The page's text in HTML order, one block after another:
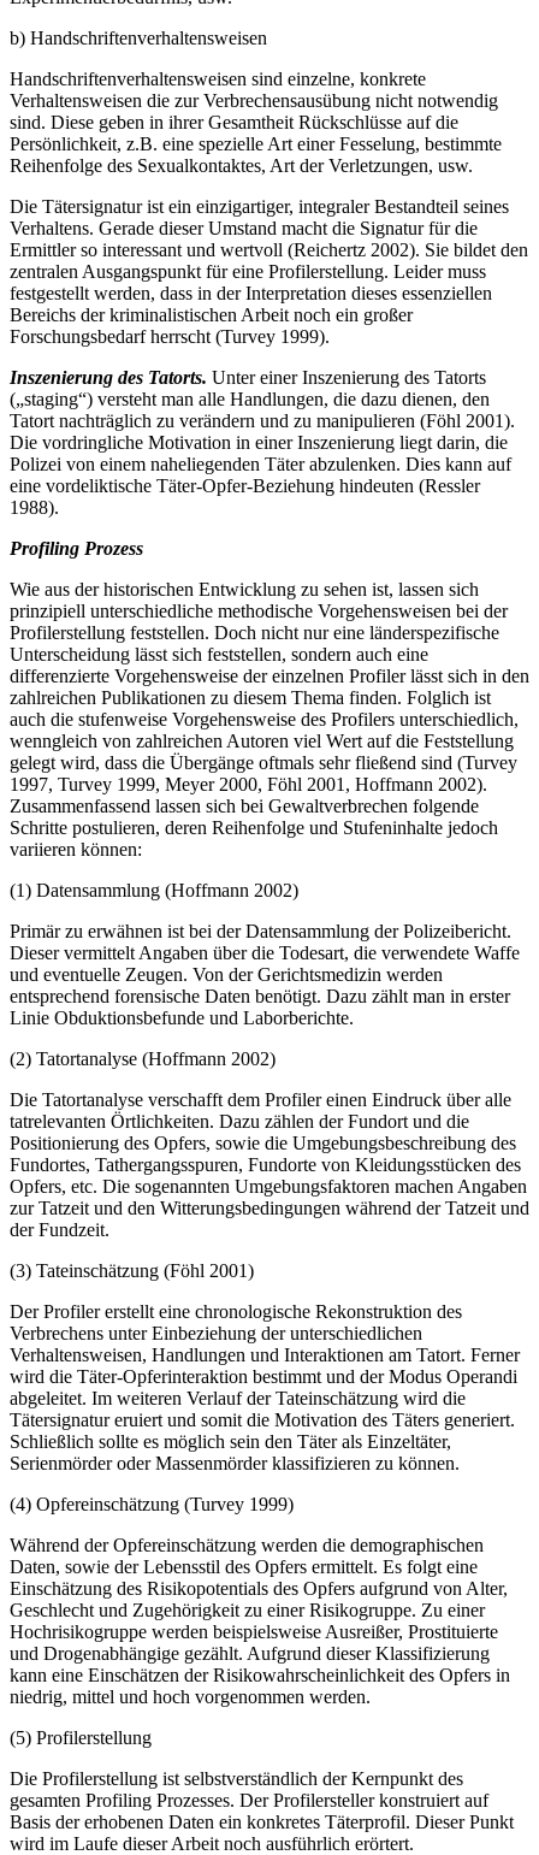
b) Handschriftenverhaltensweisen
Handschriftenverhaltensweisen sind einzelne, konkrete
Verhaltensweisen die zur Verbrechensausübung nicht notwendig
sind. Diese geben in ihrer Gesamtheit Rückschlüsse auf die
Persönlichkeit, z.B. eine spezielle Art einer Fesselung, bestimmte
Reihenfolge des Sexualkontaktes, Art der Verletzungen, usw.
Die Tätersignatur ist ein einzigartiger, integraler Bestandteil seines
Verhaltens. Gerade dieser Umstand macht die Signatur für die
Ermittler so interessant und wertvoll (Reichertz 2002). Sie bildet den
zentralen Ausgangspunkt für eine Profilerstellung. Leider muss
festgestellt werden, dass in der Interpretation dieses essenziellen
Bereichs der kriminalistischen Arbeit noch ein großer
Forschungsbedarf herrscht (Turvey 1999).
Inszenierung des Tatorts. Unter einer Inszenierung des Tatorts
(„staging“) versteht man alle Handlungen, die dazu dienen, den
Tatort nachträglich zu verändern und zu manipulieren (Föhl 2001).
Die vordringliche Motivation in einer Inszenierung liegt darin, die
Polizei von einem naheliegenden Täter abzulenken. Dies kann auf
eine vordeliktische Täter-Opfer-Beziehung hindeuten (Ressler
1988).
Profiling Prozess
Wie aus der historischen Entwicklung zu sehen ist, lassen sich
prinzipiell unterschiedliche methodische Vorgehensweisen bei der
Profilerstellung feststellen. Doch nicht nur eine länderspezifische
Unterscheidung lässt sich feststellen, sondern auch eine
differenzierte Vorgehensweise der einzelnen Profiler lässt sich in den
zahlreichen Publikationen zu diesem Thema finden. Folglich ist
auch die stufenweise Vorgehensweise des Profilers unterschiedlich,
wenngleich von zahlreichen Autoren viel Wert auf die Feststellung
gelegt wird, dass die Übergänge oftmals sehr fließend sind (Turvey
1997, Turvey 1999, Meyer 2000, Föhl 2001, Hoffmann 2002).
Zusammenfassend lassen sich bei Gewaltverbrechen folgende
Schritte postulieren, deren Reihenfolge und Stufeninhalte jedoch
variieren können:
(1) Datensammlung (Hoffmann 2002)
Primär zu erwähnen ist bei der Datensammlung der Polizeibericht.
Dieser vermittelt Angaben über die Todesart, die verwendete Waffe
und eventuelle Zeugen. Von der Gerichtsmedizin werden
entsprechend forensische Daten benötigt. Dazu zählt man in erster
Linie Obduktionsbefunde und Laborberichte.
(2) Tatortanalyse (Hoffmann 2002)
Die Tatortanalyse verschafft dem Profiler einen Eindruck über alle
tatrelevanten Örtlichkeiten. Dazu zählen der Fundort und die
Positionierung des Opfers, sowie die Umgebungsbeschreibung des
Fundortes, Tathergangsspuren, Fundorte von Kleidungsstücken des
Opfers, etc. Die sogenannten Umgebungsfaktoren machen Angaben
zur Tatzeit und den Witterungsbedingungen während der Tatzeit und
der Fundzeit.
(3) Tateinschätzung (Föhl 2001)
Der Profiler erstellt eine chronologische Rekonstruktion des
Verbrechens unter Einbeziehung der unterschiedlichen
Verhaltensweisen, Handlungen und Interaktionen am Tatort. Ferner
wird die Täter-Opferinteraktion bestimmt und der Modus Operandi
abgeleitet. Im weiteren Verlauf der Tateinschätzung wird die
Tätersignatur eruiert und somit die Motivation des Täters generiert.
Schließlich sollte es möglich sein den Täter als Einzeltäter,
Serienmörder oder Massenmörder klassifizieren zu können.
(4) Opfereinschätzung (Turvey 1999)
Während der Opfereinschätzung werden die demographischen
Daten, sowie der Lebensstil des Opfers ermittelt. Es folgt eine
Einschätzung des Risikopotentials des Opfers aufgrund von Alter,
Geschlecht und Zugehörigkeit zu einer Risikogruppe. Zu einer
Hochrisikogruppe werden beispielsweise Ausreißer, Prostituierte
und Drogenabhängige gezählt. Aufgrund dieser Klassifizierung
kann eine Einschätzen der Risikowahrscheinlichkeit des Opfers in
niedrig, mittel und hoch vorgenommen werden.
(5) Profilerstellung
Die Profilerstellung ist selbstverständlich der Kernpunkt des
gesamten Profiling Prozesses. Der Profilersteller konstruiert auf
Basis der erhobenen Daten ein konkretes Täterprofil. Dieser Punkt
wird im Laufe dieser Arbeit noch ausführlich erörtert.